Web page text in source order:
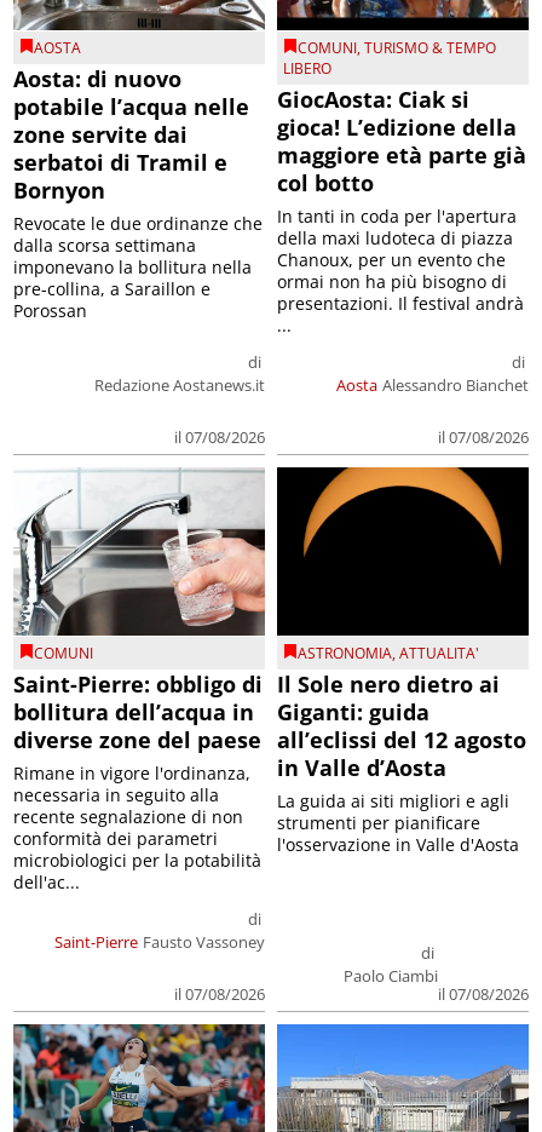
AOSTA
Aosta: di nuovo
potabile l’acqua nelle
zone servite dai
serbatoi di Tramil e
Bornyon
di
Redazione Aostanews.it
il 07/08/2026
Revocate le due ordinanze che
dalla scorsa settimana
imponevano la bollitura nella
pre-collina, a Saraillon e
Porossan
COMUNI,TURISMO & TEMPO
LIBERO
GiocAosta: Ciak si
gioca! L’edizione della
maggiore età parte già
col botto
Aosta
di
Alessandro Bianchet
il 07/08/2026
In tanti in coda per l'apertura
della maxi ludoteca di piazza
Chanoux, per un evento che
ormai non ha più bisogno di
presentazioni. Il festival andrà
...
COMUNI
Saint-Pierre: obbligo di
bollitura dell’acqua in
diverse zone del paese
Saint-Pierre
di
Fausto Vassoney
il 07/08/2026
Rimane in vigore l'ordinanza,
necessaria in seguito alla
recente segnalazione di non
conformità dei parametri
microbiologici per la potabilità
dell'ac...
ASTRONOMIA,ATTUALITA'
Il Sole nero dietro ai
Giganti: guida
all’eclissi del 12 agosto
in Valle d’Aosta
di
Paolo Ciambi
il 07/08/2026
La guida ai siti migliori e agli
strumenti per pianificare
l'osservazione in Valle d'Aosta